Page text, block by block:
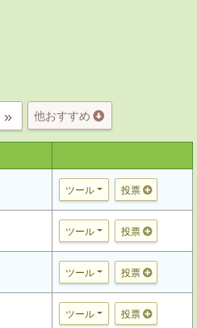
» 他おすすめ
ツール 投票
ツール 投票
ツール 投票
ツール 投票